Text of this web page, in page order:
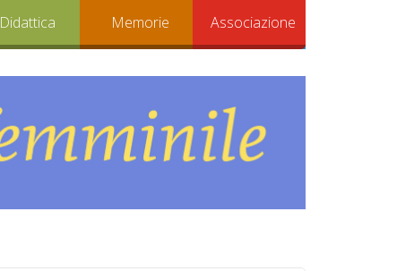
Didattica Memorie Associazione